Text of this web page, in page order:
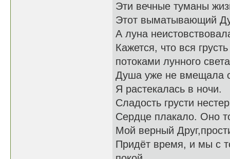
Эти вечные туманы
Этот выматывающий
А луна
Кажется, что вся
потоками лунного
Душа уже не вмещала
Я растекалась в ночи.
Сладость грусти
Сердце плакало. Оно
Мой верный
Придёт время, и мы с